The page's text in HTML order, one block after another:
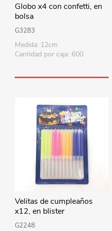
Globo x4 con confetti, en
bolsa
G3283
Medida: 12cm
Cantidad por caja: 600
Velitas de cumpleaños
x12, en blister
G2248